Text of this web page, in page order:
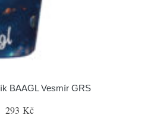
BAAGL Vesmír GRS
293 Kč